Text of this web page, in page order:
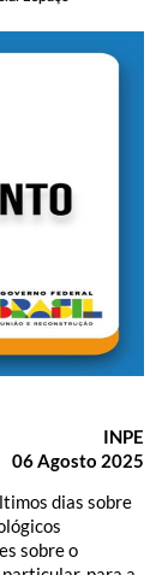
INPE
06 Agosto 2025
dias sobre
sobre o